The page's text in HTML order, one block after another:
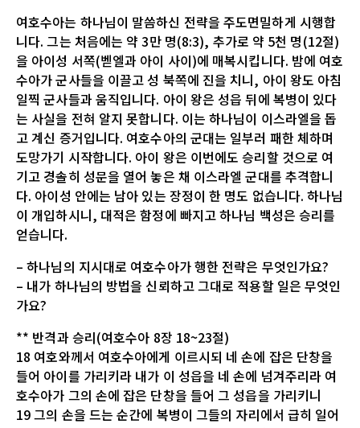
여호수아는 하나님이 말씀하신 전략을 주도면밀하게 시행합
니다. 그는 처음에는 약 3만 명(8:3), 추가로 약 5천 명(12절)
을 아이성 서쪽(벧엘과 아이 사이)에 매복시킵니다. 밤에 여호
수아가 군사들을 이끌고 성 북쪽에 진을 치니, 아이 왕도 아침
일찍 군사들과 움직입니다. 아이 왕은 성읍 뒤에 복병이 있다
는 사실을 전혀 알지 못합니다. 이는 하나님이 이스라엘을 돕
고 계신 증거입니다. 여호수아의 군대는 일부러 패한 체하며
도망가기 시작합니다. 아이 왕은 이번에도 승리할 것으로 여
기고 경솔히 성문을 열어 놓은 채 이스라엘 군대를 추격합니
다. 아이성 안에는 남아 있는 장정이 한 명도 없습니다. 하나님
이 개입하시니, 대적은 함정에 빠지고 하나님 백성은 승리를
얻습니다.
– 하나님의 지시대로 여호수아가 행한 전략은 무엇인가요?
– 내가 하나님의 방법을 신뢰하고 그대로 적용할 일은 무엇인
가요?
** 반격과 승리(여호수아 8장 18~23절)
18 여호와께서 여호수아에게 이르시되 네 손에 잡은 단창을
들어 아이를 가리키라 내가 이 성읍을 네 손에 넘겨주리라 여
호수아가 그의 손에 잡은 단창을 들어 그 성읍을 가리키니
19 그의 손을 드는 순간에 복병이 그들의 자리에서 급히 일어